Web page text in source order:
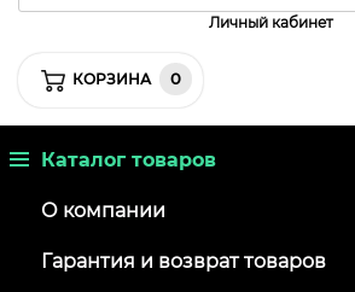
Личный кабинет
КОРЗИНА 0
Каталог товаров
О компании
Гарантия и возврат товаров